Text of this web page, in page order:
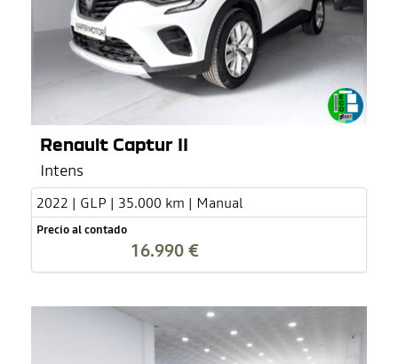
Renault Captur II
Intens
2022 | GLP | 35.000 km | Manual
Precio al contado
16.990 €